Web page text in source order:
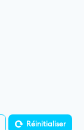
Réinitialiser